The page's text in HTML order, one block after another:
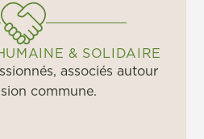
& SOLIDAIRE
associés autour
commune.